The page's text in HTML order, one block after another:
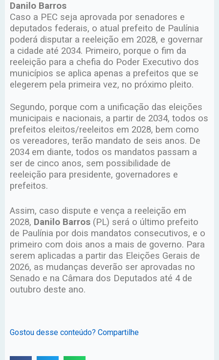
Danilo Barros
Caso a PEC seja aprovada por senadores e
deputados federais, o atual prefeito de Paulínia
poderá disputar a reeleição em 2028, e governar
a cidade até 2034. Primeiro, porque o fim da
reeleição para a chefia do Poder Executivo dos
municípios se aplica apenas a prefeitos que se
elegerem pela primeira vez, no próximo pleito.
Segundo, porque com a unificação das eleições
municipais e nacionais, a partir de 2034, todos os
prefeitos eleitos/reeleitos em 2028, bem como
os vereadores, terão mandato de seis anos. De
2034 em diante, todos os mandatos passam a
ser de cinco anos, sem possibilidade de
reeleição para presidente, governadores e
prefeitos.
Assim, caso dispute e vença a reeleição em
2028, Danilo Barros (PL) será o último prefeito
de Paulínia por dois mandatos consecutivos, e o
primeiro com dois anos a mais de governo. Para
serem aplicadas a partir das Eleições Gerais de
2026, as mudanças deverão ser aprovadas no
Senado e na Câmara dos Deputados até 4 de
outubro deste ano.
Gostou desse conteúdo? Compartilhe